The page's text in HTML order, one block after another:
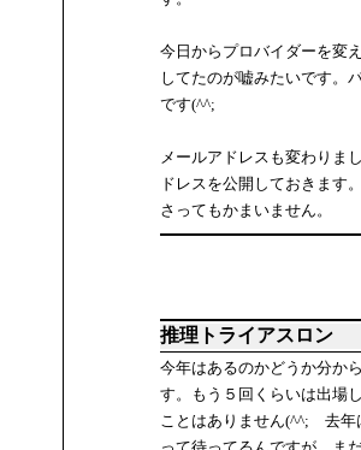
今日からプロバイダーを変
してたのが嘘みたいです。
です(^^;
メールアドレスも変わりま
ドレスを公開しておきます
さってもかまいません。
推理トライアスロン
今年はあるのかどうか分か
す。もう５回くらいは出場
ことはありません(^^; 去年